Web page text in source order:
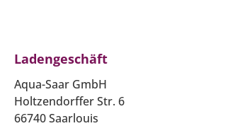
Ladengeschäft
Aqua-Saar GmbH
Holtzendorffer Str. 6
66740 Saarlouis